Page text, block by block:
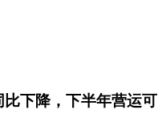
下降，下半年营运可